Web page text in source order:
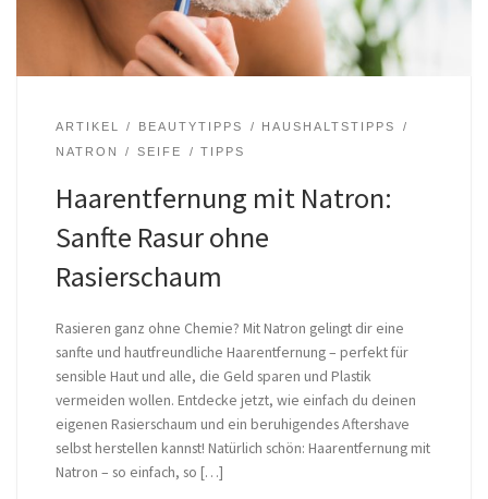
ARTIKEL BEAUTYTIPPS
HAUSHALTSTIPPS
NATRON
SEIFE TIPPS
Haarentfernung mit Natron:
Sanfte Rasur ohne
Rasierschaum
Rasieren ganz ohne Chemie? Mit Natron gelingt dir eine
sanfte und hautfreundliche Haarentfernung – perfekt für
sensible Haut und alle, die Geld sparen und Plastik
vermeiden wollen. Entdecke jetzt, wie einfach du deinen
eigenen Rasierschaum und ein beruhigendes Aftershave
selbst herstellen kannst! Natürlich schön: Haarentfernung mit
Natron – so einfach, so […]